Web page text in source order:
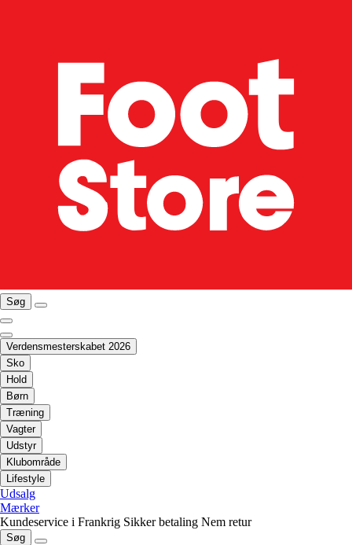
Søg
Verdensmesterskabet 2026
Sko
Hold
Børn
Træning
Vagter
Udstyr
Klubområde
Lifestyle
Udsalg
Mærker
Kundeservice i Frankrig Sikker betaling Nem retur
Søg